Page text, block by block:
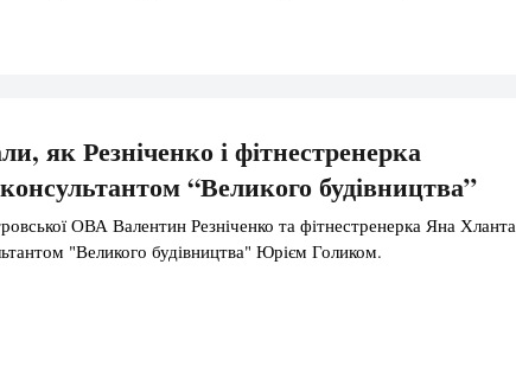
як Резніченко і фітнестренерка
консультантом “Великого будівництва”
ОВА Валентин Резніченко та фітнестренерка Яна Хланта
"Великого будівництва" Юрієм Голиком.